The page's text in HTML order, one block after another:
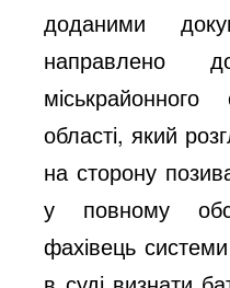
доданими
направлено
області, який
на сторону
у повному
фахівець